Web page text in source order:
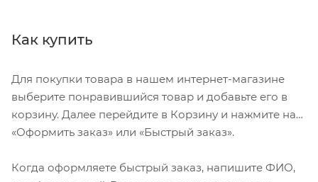
Как купить
Для покупки товара в нашем интернет-магазине
выберите понравившийся товар и добавьте его в
корзину. Далее перейдите в Корзину и нажмите на
«Оформить заказ» или «Быстрый заказ».
Когда оформляете быстрый заказ, напишите ФИО,